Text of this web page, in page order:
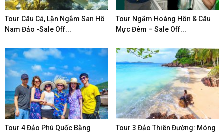
Tour Câu Cá, Lặn Ngắm San Hô
Nam Đảo -Sale Off...
Tour Ngắm Hoàng Hôn & Câu
Mực Đêm – Sale Off...
Tour 4 Đảo Phú Quốc Bằng
Tour 3 Đảo Thiên Đường: Móng